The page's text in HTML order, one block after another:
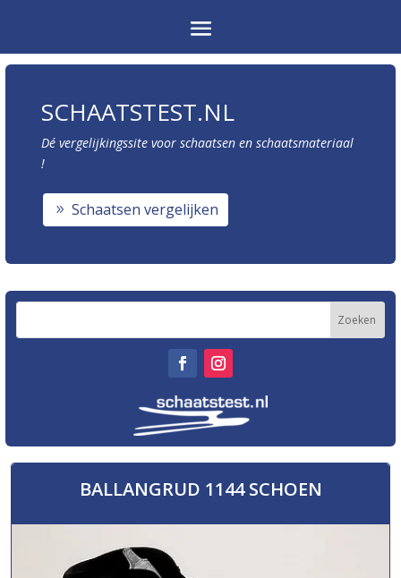
SCHAATSTEST.NL
Dé vergelijkingssite voor schaatsen en schaatsmateriaal
!
Schaatsen vergelijken
BALLANGRUD 1144 SCHOEN